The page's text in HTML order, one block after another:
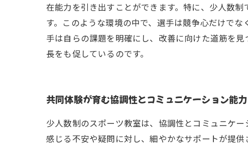
在能力を引き出すことができます。特に、少人数
す。このような環境の中で、選手は競争心だけで
手は自らの課題を明確にし、改善に向けた道筋を
長をも促しているのです。
共同体験が育む協調性とコミュニケーション能力
少人数制のスポーツ教室は、協調性とコミュニケ
感じる不安や疑問に対し、細やかなサポートが提